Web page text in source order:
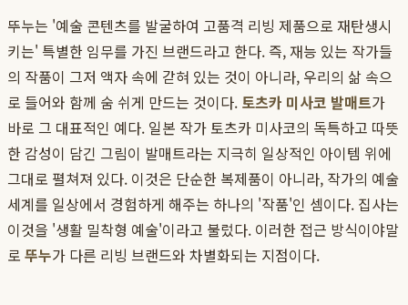
뚜누는 '예술 콘텐츠를 발굴하여 고품격 리빙 제품으로 재탄생시
키는' 특별한 임무를 가진 브랜드라고 한다. 즉, 재능 있는 작가들
의 작품이 그저 액자 속에 갇혀 있는 것이 아니라, 우리의 삶 속으
로 들어와 함께 숨 쉬게 만드는 것이다. 토츠카 미사코 발매트가
바로 그 대표적인 예다. 일본 작가 토츠카 미사코의 독특하고 따뜻
한 감성이 담긴 그림이 발매트라는 지극히 일상적인 아이템 위에
그대로 펼쳐져 있다. 이것은 단순한 복제품이 아니라, 작가의 예술
세계를 일상에서 경험하게 해주는 하나의 '작품'인 셈이다. 집사는
이것을 '생활 밀착형 예술'이라고 불렀다. 이러한 접근 방식이야말
로 뚜누가 다른 리빙 브랜드와 차별화되는 지점이다.